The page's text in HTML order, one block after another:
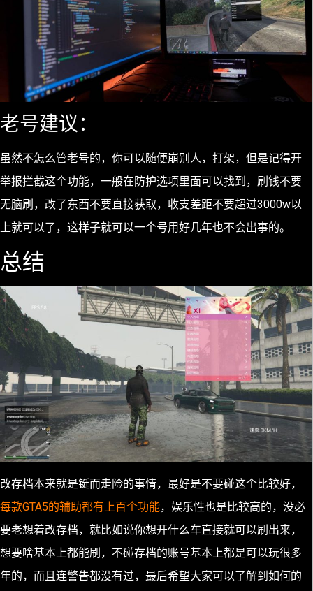
老号建议：
虽然不怎么管老号的，你可以随便崩别人，打架，但是记得开
举报拦截这个功能，一般在防护选项里面可以找到，刷钱不要
无脑刷，改了东西不要直接获取，收支差距不要超过3000w以
上就可以了，这样子就可以一个号用好几年也不会出事的。
总结
改存档本来就是铤而走险的事情，最好是不要碰这个比较好，
每款GTA5的辅助都有上百个功能，娱乐性也是比较高的，没必
要老想着改存档，就比如说你想开什么车直接就可以刷出来，
想要啥基本上都能刷，不碰存档的账号基本上都是可以玩很多
年的，而且连警告都没有过，最后希望大家可以了解到如何的